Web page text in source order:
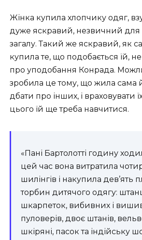
Жінка купила хлопчику одяг,
дуже яскравий, незвичний
загалу. Такий же яскравий, як
купила те, що подобається їй,
про уподобання Конрада.
зробила це тому, що жила сама
дбати про інших, і враховувати
цього їй ще треба навчитися.
«Пані Бартолотті годину
цей час вона витратила
шилінгів і накупила дев’‎ять
торбин дитячого одягу:
шкарпеток, вибивних і
пуловерів, двоє штанів,
шкіряні, пасок та індійську